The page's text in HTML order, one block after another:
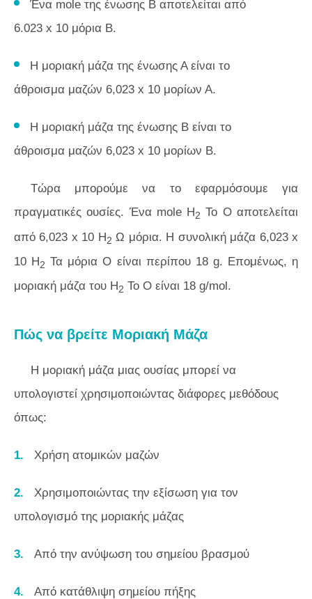
Ένα mole της ένωσης Β αποτελείται από
6.023 x 10 μόρια Β.
Η μοριακή μάζα της ένωσης Α είναι το
άθροισμα μαζών 6,023 x 10 μορίων Α.
Η μοριακή μάζα της ένωσης Β είναι το
άθροισμα μαζών 6,023 x 10 μορίων Β.
Τώρα μπορούμε να το εφαρμόσουμε για
πραγματικές ουσίες. Ένα mole H2 Το O αποτελείται
από 6,023 x 10 H2 Ω μόρια. Η συνολική μάζα 6,023 x
10 H2 Τα μόρια O είναι περίπου 18 g. Επομένως, η
μοριακή μάζα του H2 Το O είναι 18 g/mol.
Πώς να βρείτε Μοριακή Μάζα
Η μοριακή μάζα μιας ουσίας μπορεί να
υπολογιστεί χρησιμοποιώντας διάφορες μεθόδους
όπως:
Χρήση ατομικών μαζών
Χρησιμοποιώντας την εξίσωση για τον
υπολογισμό της μοριακής μάζας
Από την ανύψωση του σημείου βρασμού
Από κατάθλιψη σημείου πήξης